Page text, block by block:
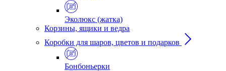
Эколюкс (жатка)
Корзины, ящики и ведра
Коробки для шаров, цветов и подарков
Бонбоньерки